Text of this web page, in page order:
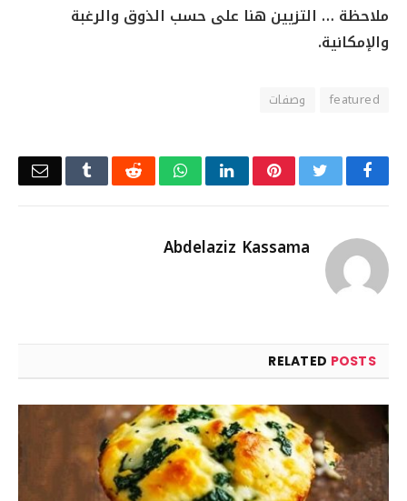
ملاحظة … التزيين هنا على حسب الذوق والرغبة
والإمكانية.
featured وصفات
Facebook
Twitter
Pinterest
LinkedIn
WhatsApp
Reddit
Tumblr
Abdelaziz Kassama
RELATED POSTS